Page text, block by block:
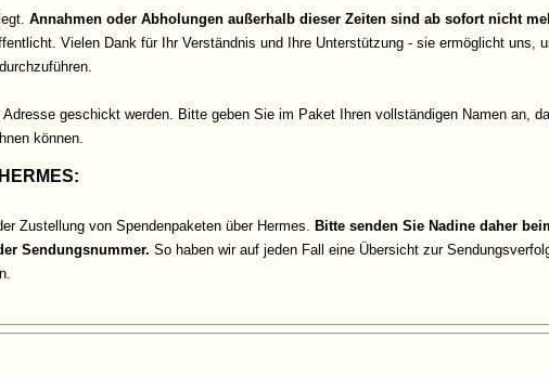
Annahmen oder Abholungen außerhalb dieser Zeiten sind ab sofort nicht
Vielen Dank für Ihr Verständnis und Ihre Unterstützung - sie ermöglicht uns,
geschickt werden. Bitte geben Sie im Paket Ihren vollständigen Namen an,
können.
Zustellung von Spendenpaketen über Hermes. Bitte senden Sie Nadine daher
Sendungsnummer. So haben wir auf jeden Fall eine Übersicht zur